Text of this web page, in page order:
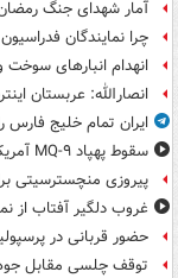
آمار شهدای جنگ رمضان؛ ۳۵۱۹ شهید، ۵۱۷ زن و ۲۷۰
چرا نمایندگان
انهدام انبارهای
انصارالله: عربستان
ایران تمام خلیج فارس
سقوط پهپاد MQ-۹ آمریکا در جیبوتی
پیروزی منچسترسیتی
غروب دلگیر آفتاب از
حضور قربانی در
توقف چلسی مقابل